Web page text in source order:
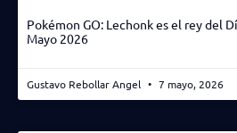
Pokémon GO: Lechonk es el rey del
Mayo 2026
Gustavo Rebollar Angel 7 mayo, 2026